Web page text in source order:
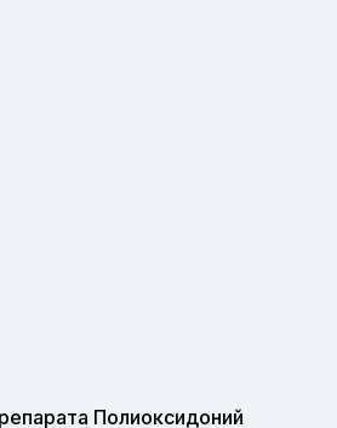
Полиоксидоний